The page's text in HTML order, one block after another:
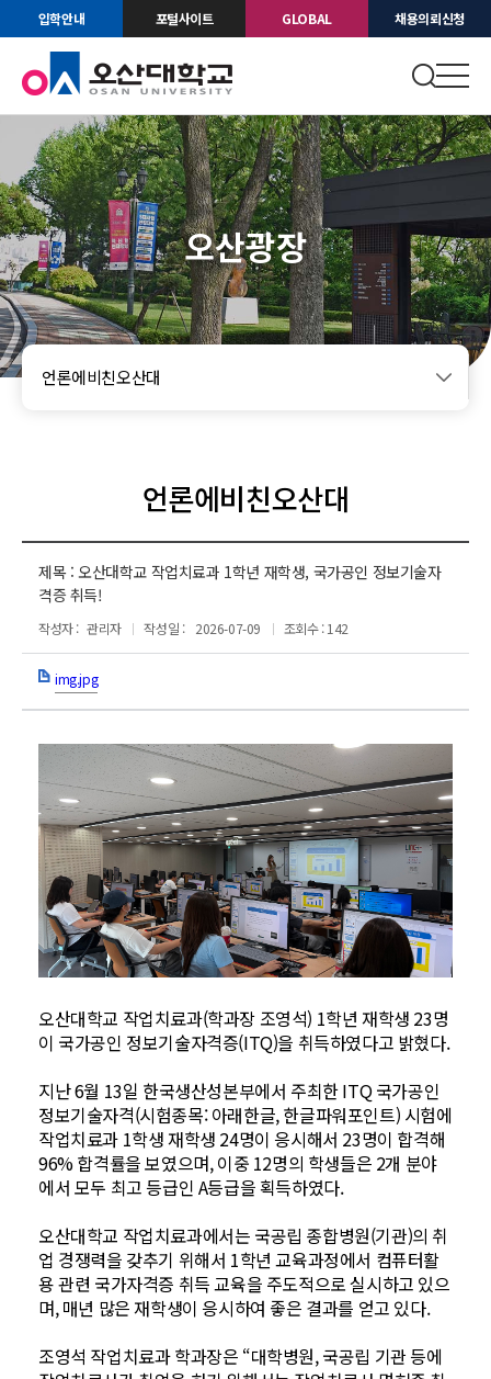
입학안내 포털사이트 GLOBAL 채용의뢰신청
오산광장
언론에비친오산대
언론에비친오산대
제목 : 오산대학교 작업치료과 1학년 재학생, 국가공인 정보기술자
격증 취득!
작성자 : 관리자 작성일 : 2026-07-09 조회수 : 142
img.jpg
오산대학교 작업치료과(학과장 조영석) 1학년 재학생 23명
이 국가공인 정보기술자격증(ITQ)을 취득하였다고 밝혔다.
지난 6월 13일 한국생산성본부에서 주최한 ITQ 국가공인
정보기술자격(시험종목: 아래한글, 한글파워포인트) 시험에
작업치료과 1학생 재학생 24명이 응시해서 23명이 합격해
96% 합격률을 보였으며, 이중 12명의 학생들은 2개 분야
에서 모두 최고 등급인 A등급을 획득하였다.
오산대학교 작업치료과에서는 국공립 종합병원(기관)의 취
업 경쟁력을 갖추기 위해서 1학년 교육과정에서 컴퓨터활
용 관련 국가자격증 취득 교육을 주도적으로 실시하고 있으
며, 매년 많은 재학생이 응시하여 좋은 결과를 얻고 있다.
조영석 작업치료과 학과장은 “대학병원, 국공립 기관 등에